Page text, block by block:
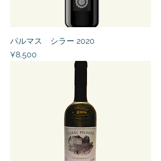
パルマス シラー 2020
Price
¥8,500